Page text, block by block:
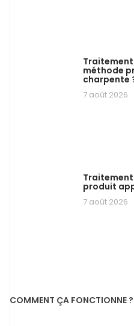
méthode
charpente
7 août 2026
produit
7 août 2026
COMMENT ÇA FONCTIONNE ?